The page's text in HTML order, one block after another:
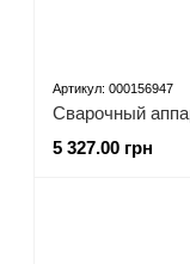
Артикул: 000156947
5 327.00 грн